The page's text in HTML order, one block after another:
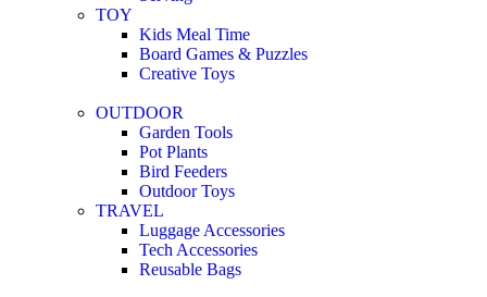
TOY
Kids Meal Time
Board Games & Puzzles
Creative Toys
OUTDOOR
Garden Tools
Pot Plants
Bird Feeders
Outdoor Toys
TRAVEL
Luggage Accessories
Tech Accessories
Reusable Bags